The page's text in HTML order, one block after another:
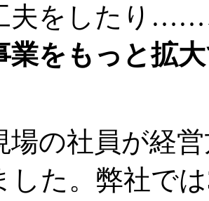
夫をしたり
業をもっと拡
場の社員が経
した。弊社で